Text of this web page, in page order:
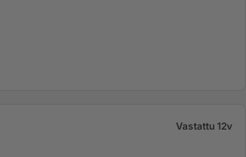
Vastattu 12v